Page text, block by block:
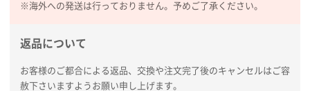
2026年02月09日 14:27
コップの形
※海外への発送は行っておりません。予めご了承ください。
返品について
お客様のご都合による返品、交換や注文完了後のキャンセルはご容
赦下さいますようお願い申し上げます。